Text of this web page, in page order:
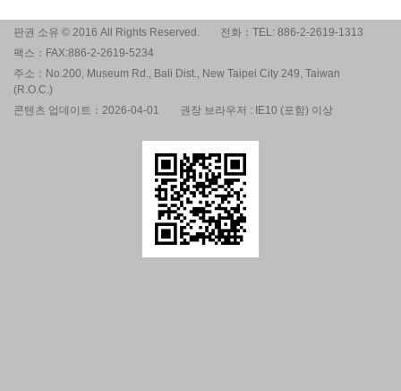
판권 소유 © 2016 All Rights Reserved.
전화：TEL: 886-2-2619-1313
팩스：FAX:886-2-2619-5234
주소：No.200, Museum Rd., Bali Dist., New Taipei City 249, Taiwan
(R.O.C.)
콘텐츠 업데이트：2026-04-01
권장 브라우저 : IE10 (포함) 이상